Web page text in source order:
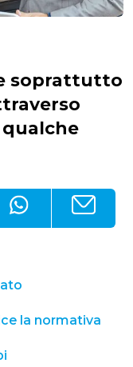
soprattutto
qualche
la normativa